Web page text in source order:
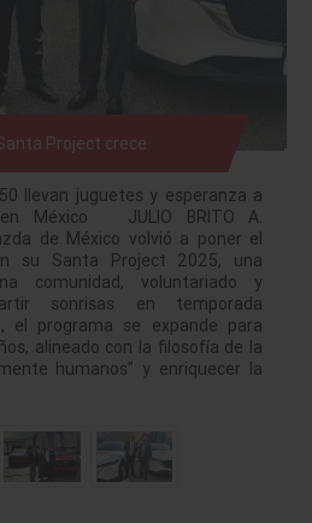
Project crece
llevan juguetes y esperanza a
México JULIO BRITO A.
de México volvió a poner el
su Santa Project 2025, una
comunidad, voluntariado y
sonrisas en temporada
el programa se expande para
alineado con la filosofía de la
humanos” y enriquecer la